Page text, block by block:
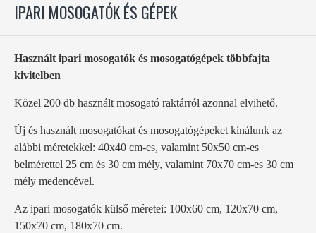
IPARI MOSOGATÓK ÉS GÉPEK
Használt ipari mosogatók és mosogatógépek többfajta
kivitelben
Közel 200 db használt mosogató raktárról azonnal elvihető.
Új és használt mosogatókat és mosogatógépeket kínálunk az
alábbi méretekkel: 40x40 cm-es, valamint 50x50 cm-es
belmérettel 25 cm és 30 cm mély, valamint 70x70 cm-es 30 cm
mély medencével.
Az ipari mosogatók külső méretei: 100x60 cm, 120x70 cm,
150x70 cm, 180x70 cm.